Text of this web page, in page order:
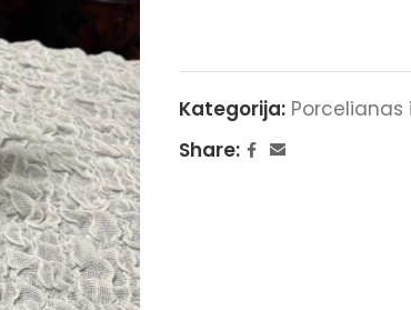
Kategorija: Porcelianas
Share: